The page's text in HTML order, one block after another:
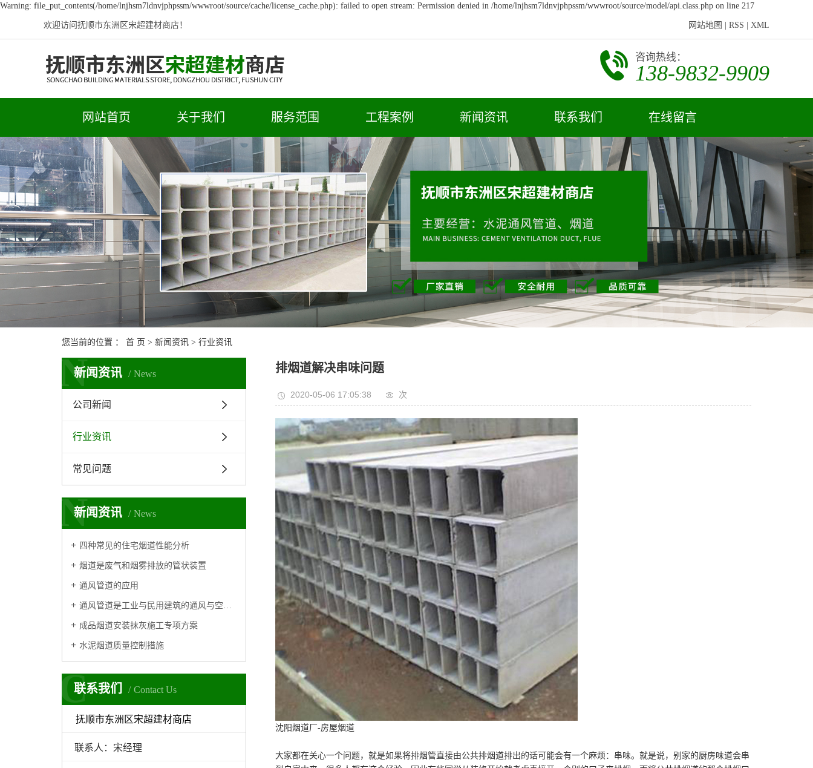
Warning: file_put_contents(/home/lnjhsm7ldnvjphpssm/wwwroot/source/cache/license_cache.php): failed to open stream: Permission denied in /home/lnjhsm7ldnvjphpssm/wwwroot/source/model/api.class.php on line 217
欢迎访问抚顺市东洲区宋超建材商店！ 网站地图 RSS XML
咨询热线：
138-9832-9909
网站首页 关于我们 服务范围 工程案例 新闻资讯 联系我们 在线留言
您当前的位置 ： 首 页 > 新闻资讯 > 行业资讯
新闻资讯 News
N
公司新闻
行业资讯
常见问题
新闻资讯 News
N
四种常见的住宅烟道性能分析
烟道是废气和烟雾排放的管状装置
通风管道的应用
通风管道是工业与民用建筑的通风与空调工程用金属或复合管道
成品烟道安装抹灰施工专项方案
水泥烟道质量控制措施
联系我们 Contact Us
C
抚顺市东洲区宋超建材商店
联系人：宋经理
排烟道解决串味问题
2020-05-06 17:05:38 次
沈阳烟道厂-房屋烟道
大家都在关心一个问题，就是如果将排烟管直接由公共排烟道排出的话可能会有一个麻烦：串味。就是说，别家的厨房味道会串